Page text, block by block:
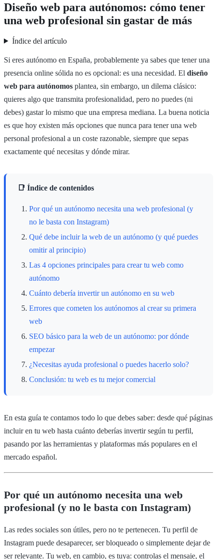
Diseño web para autónomos: cómo tener
una web profesional sin gastar de más
Índice del artículo
Si eres autónomo en España, probablemente ya sabes que tener una
presencia online sólida no es opcional: es una necesidad. El diseño
web para autónomos plantea, sin embargo, un dilema clásico:
quieres algo que transmita profesionalidad, pero no puedes (ni
debes) gastar lo mismo que una empresa mediana. La buena noticia
es que hoy existen más opciones que nunca para tener una web
personal profesional a un coste razonable, siempre que sepas
exactamente qué necesitas y dónde mirar.
📑 Índice de contenidos
Por qué un autónomo necesita una web profesional (y
no le basta con Instagram)
Qué debe incluir la web de un autónomo (y qué puedes
omitir al principio)
Las 4 opciones principales para crear tu web como
autónomo
Cuánto debería invertir un autónomo en su web
Errores que cometen los autónomos al crear su primera
web
SEO básico para la web de un autónomo: por dónde
empezar
¿Necesitas ayuda profesional o puedes hacerlo solo?
Conclusión: tu web es tu mejor comercial
En esta guía te contamos todo lo que debes saber: desde qué páginas
incluir en tu web hasta cuánto deberías invertir según tu perfil,
pasando por las herramientas y plataformas más populares en el
mercado español.
Por qué un autónomo necesita una web
profesional (y no le basta con Instagram)
Las redes sociales son útiles, pero no te pertenecen. Tu perfil de
Instagram puede desaparecer, ser bloqueado o simplemente dejar de
ser relevante. Tu web, en cambio, es tuya: controlas el mensaje, el